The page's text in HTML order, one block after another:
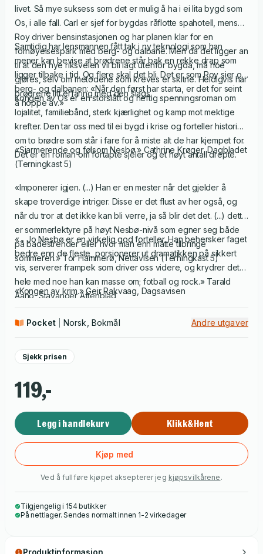
livet. Så mye suksess som det er mulig å ha i ei lita bygd som
Os, i alle fall. Carl er sjef for bygdas råflotte spahotell, mens
Roy driver bensinstasjonen og har planen klar for en
fornøyelsespark med berg- og dalbane. Men da det ligger an
til at den nye riksveien vil bli lagt utenfor bygda, må noe
gjøres, selv om metodene som kreves er skitne. Heldigvis har
brødrene litt erfaring med den slags.
Samtidig har lensmannen fått tak i ny teknologi som han
mener kan bevise at brødrene står bak en rekke drap som
ligger tilbake i tid. Og flere skal det bli. Det er som Roy sier om
berg- og dalbanen: «Når den først har starta, er det for seint
å hoppe av.»
Kongen av Os er en storslått og heftig spenningsroman om
lojalitet, familiebånd, sterk kjærlighet og kamp mot mektige
krefter. Den tar oss med til ei bygd i krise og forteller historien
om to brødre som står i fare for å miste alt de har kjempet for.
Det er en roman om fortapte sjeler og et høyt antall drepte.
«Sjarmerende og følsom Nesbø.» Cathrine Krøger, Dagbladet
(Terningkast 5)
«Imponerer igjen. (...) Han er en mester når det gjelder å
skape troverdige intriger. Disse er det flust av her også, og
når du tror at det ikke kan bli verre, ja så blir det det. (...) dette
er sommerlektyre på høyt Nesbø-nivå som egner seg både
på badestrender eller hvor man enn måtte tilbringe
sommeren.» Tor Hammerø, Nettavisen (Terningkast 5)
«... Jo Nesbø er en virkelig god forteller. Han behersker faget
bedre enn de fleste, porsjonerer ut dramatikken på sikkert
vis, serverer frampek som driver oss videre, og krydrer det
hele med noe han kan masse om; fotball og rock.» Tarald
Aano, Stavanger Aftenblad
«Kongen av krim.» Geir Rakvaag, Dagsavisen
Pocket Norsk, Bokmål Andre utgaver
Sjekk prisen
119,-
Legg i handlekurv Klikk&Hent
Kjøp med
Ved å fullføre kjøpet aksepterer jeg kjøpsvilkårene .
Tilgjengelig i 154 butikker
På nettlager. Sendes normalt innen 1-2 virkedager
Produktinformasjon